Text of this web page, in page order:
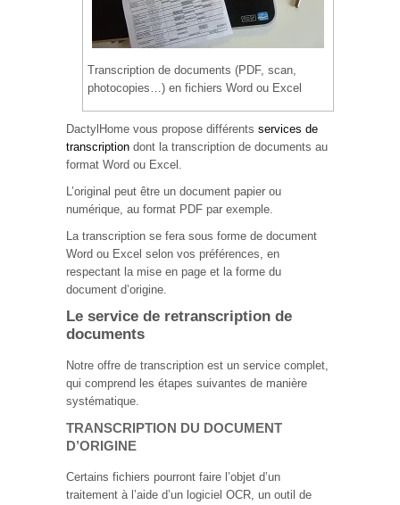
Transcription de documents (PDF, scan,
photocopies…) en fichiers Word ou Excel
DactylHome vous propose différents services de
transcription dont la transcription de documents au
format Word ou Excel.
L’original peut être un document papier ou
numérique, au format PDF par exemple.
La transcription se fera sous forme de document
Word ou Excel selon vos préférences, en
respectant la mise en page et la forme du
document d’origine.
Le service de retranscription de
documents
Notre offre de transcription est un service complet,
qui comprend les étapes suivantes de manière
systématique.
TRANSCRIPTION DU DOCUMENT
D’ORIGINE
Certains fichiers pourront faire l’objet d’un
traitement à l’aide d’un logiciel OCR, un outil de